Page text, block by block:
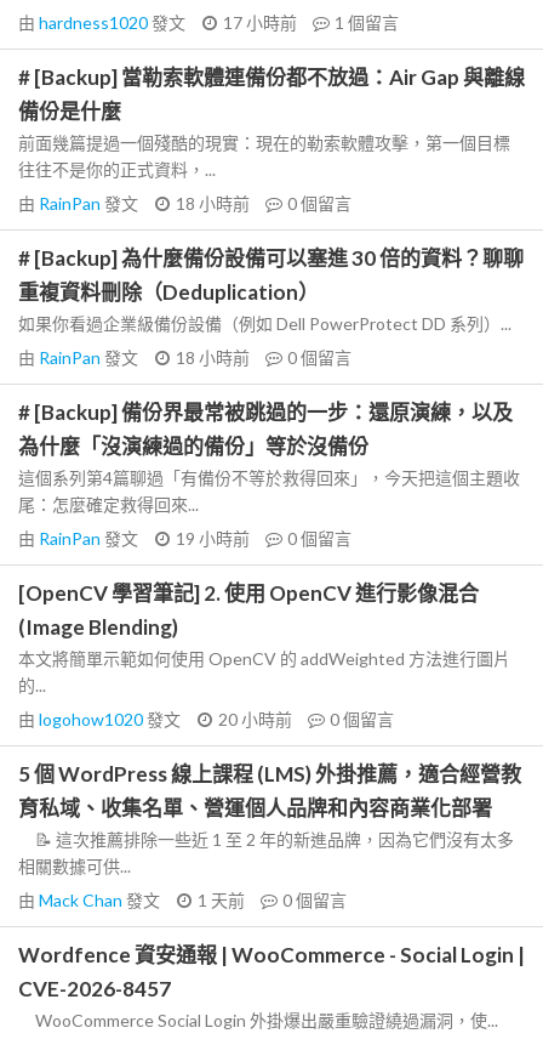
由 hardness1020發文 17 小時前 1 個留言
# [Backup] 當勒索軟體連備份都不放過：Air Gap 與離線
備份是什麼
前面幾篇提過一個殘酷的現實：現在的勒索軟體攻擊，第一個目標
往往不是你的正式資料，...
由 RainPan 發文 18 小時前 0個留言
# [Backup] 為什麼備份設備可以塞進 30 倍的資料？聊聊
重複資料刪除（Deduplication）
如果你看過企業級備份設備（例如 Dell PowerProtect DD 系列）...
由 RainPan 發文 18 小時前 0個留言
# [Backup] 備份界最常被跳過的一步：還原演練，以及
為什麼「沒演練過的備份」等於沒備份
這個系列第4篇聊過「有備份不等於救得回來」，今天把這個主題收
尾：怎麼確定救得回來...
由 RainPan 發文 19 小時前 0個留言
[OpenCV 學習筆記] 2. 使用 OpenCV 進行影像混合
(Image Blending)
本文將簡單示範如何使用 OpenCV 的 addWeighted 方法進行圖片
的...
由 logohow1020發文 20 小時前 0個留言
5 個 WordPress 線上課程 (LMS) 外掛推薦，適合經營教
育私域、收集名單、營運個人品牌和內容商業化部署
📝 這次推薦排除一些近 1 至 2 年的新進品牌，因為它們沒有太多
相關數據可供...
由 Mack Chan 發文 1 天前 0個留言
Wordfence 資安通報 | WooCommerce - Social Login |
CVE-2026-8457
WooCommerce Social Login 外掛爆出嚴重驗證繞過漏洞，使...